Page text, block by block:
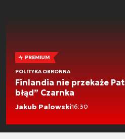
PREMIUM
POLITYKA OBRONNA
Finlandia nie przekaże
błąd” Czarnka
Jakub Palowski16:30